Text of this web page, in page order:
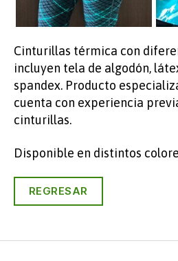
Cinturillas térmica con
incluyen tela de algodón,
spandex. Producto
cuenta con experiencia
cinturillas.
Disponible en distintos
REGRESAR